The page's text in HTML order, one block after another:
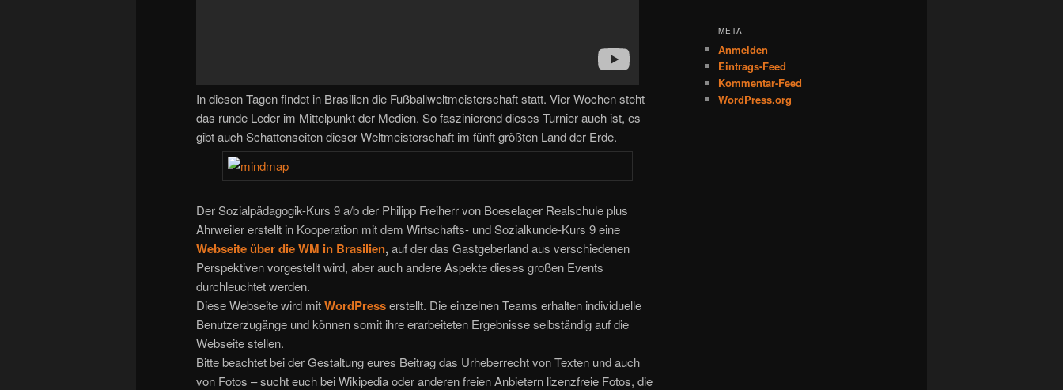
In diesen Tagen findet in Brasilien die Fußballweltmeisterschaft statt. Vier Wochen steht
das runde Leder im Mittelpunkt der Medien. So faszinierend dieses Turnier auch ist, es
gibt auch Schattenseiten dieser Weltmeisterschaft im fünft größten Land der Erde.
Der Sozialpädagogik-Kurs 9 a/b der Philipp Freiherr von Boeselager Realschule plus
Ahrweiler erstellt in Kooperation mit dem Wirtschafts- und Sozialkunde-Kurs 9 eine
Webseite über die WM in Brasilien,auf der das Gastgeberland aus verschiedenen
Perspektiven vorgestellt wird, aber auch andere Aspekte dieses großen Events
durchleuchtet werden.
Diese Webseite wird mitWordPresserstellt. Die einzelnen Teams erhalten individuelle
Benutzerzugänge und können somit ihre erarbeiteten Ergebnisse selbständig auf die
Webseite stellen.
Bitte beachtet bei der Gestaltung eures Beitrag das Urheberrecht von Texten und auch
von Fotos – sucht euch bei Wikipedia oder anderen freien Anbietern lizenzfreie Fotos, die
META
Anmelden
Eintrags-Feed
Kommentar-Feed
WordPress.org